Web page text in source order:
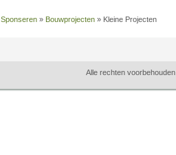
Sponseren » Bouwprojecten » Kleine Projecten
Alle rechten